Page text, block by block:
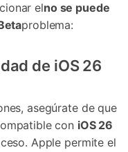
elno se puede
problema:
de iOS 26
asegúrate de que
con iOS 26
Apple permite el